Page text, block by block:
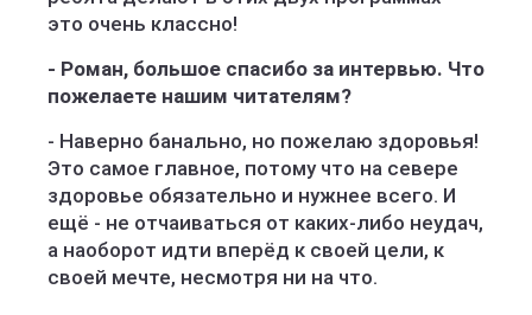
это очень классно!
- Роман, большое спасибо за интервью. Что
пожелаете нашим читателям?
- Наверно банально, но пожелаю здоровья!
Это самое главное, потому что на севере
здоровье обязательно и нужнее всего. И
ещё - не отчаиваться от каких-либо неудач,
а наоборот идти вперёд к своей цели, к
своей мечте, несмотря ни на что.